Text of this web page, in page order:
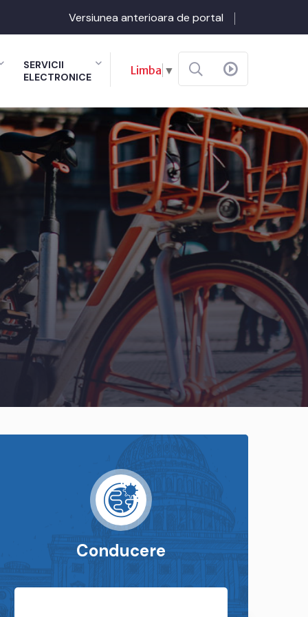
Versiunea anterioara de portal
SERVICII
ELECTRONICE
Limba ▼
Conducere